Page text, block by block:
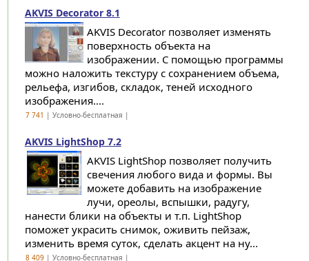
AKVIS Decorator 8.1
AKVIS Decorator позволяет изменять
поверхность объекта на
изображении. С помощью программы
можно наложить текстуру с сохранением объема,
рельефа, изгибов, складок, теней исходного
изображения....
7 741 | Условно-бесплатная |
AKVIS LightShop 7.2
AKVIS LightShop позволяет получить
свечения любого вида и формы. Вы
можете добавить на изображение
лучи, ореолы, вспышки, радугу,
нанести блики на объекты и т.п. LightShop
поможет украсить снимок, оживить пейзаж,
изменить время суток, сделать акцент на ну...
8 409| Условно-бесплатная |